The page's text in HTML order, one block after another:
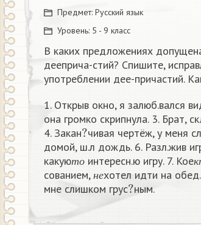
Предмет: Русский язык
Уровень: 5 - 9 класс
В каких предложениях
дееприча-стий? Спишите,
употреблении дее-причастий.
1. Открыв окно, я залюб.вался
она громко скрипнула. 3. Брат,
4. Закан
?
чивая чертёж, у меня
домой, ш.л дождь. 6. Разл.жив
какуют о
то
интересн.ю игру. 7. Коек
к
сованием,
н е
не
хотел идти на
мне слишком грус
?
ным.